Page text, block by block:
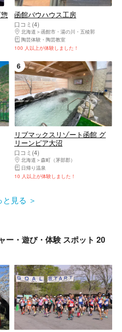
函館バウハウス工房
口コミ(4)
北海道
函館市・湯の川・五稜郭
陶芸体験・陶芸教室
100 人以上が体験しました！
ーティー・リムジンレンタル
6
リブマックスリゾート函館 グ
リーンピア大沼
口コミ(4)
北海道
森町（茅部郡）
日帰り温泉
10 人以上が体験しました！
と見る
ー・遊び・体験 スポット 20